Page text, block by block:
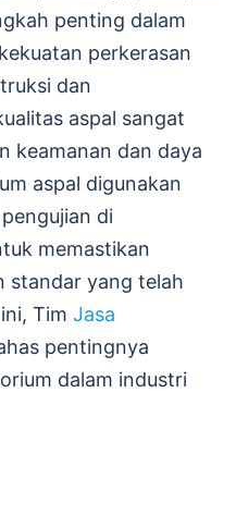
penting dalam
perkerasan
dan
aspal sangat
keamanan dan daya
aspal digunakan
di
memastikan
standar yang telah
Tim Jasa
pentingnya
dalam industri